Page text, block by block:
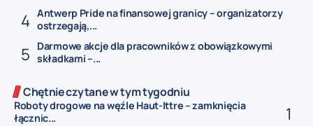
Antwerp Pride na finansowej granicy – organizatorzy
ostrzegają,...
Darmowe akcje dla pracowników z obowiązkowymi
składkami –...
Chętnie czytane w tym tygodniu
Roboty drogowe na węźle Haut-Ittre – zamknięcia
łącznic...